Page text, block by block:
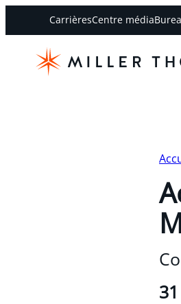
CarrièresCentre média